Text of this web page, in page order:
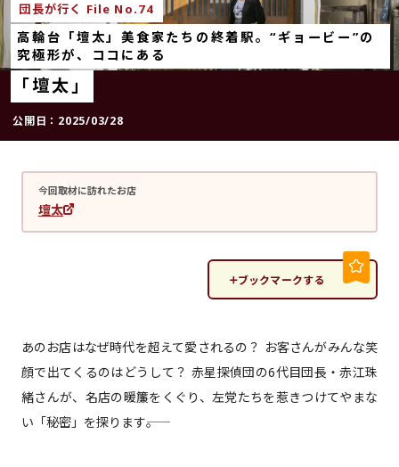
団長が行く File No.74
高輪台「壇太」美食家たちの終着駅。“ギョービー”の
究極形が、ココにある
「壇太」
公開日： 2025/03/28
今回取材に訪れたお店
壇太
ブックマークする
あのお店はなぜ時代を超えて愛されるの？ お客さんがみんな笑
顔で出てくるのはどうして？ 赤星探偵団の6代目団長・赤江珠
緒さんが、名店の暖簾をくぐり、左党たちを惹きつけてやまな
い「秘密」を探ります――。